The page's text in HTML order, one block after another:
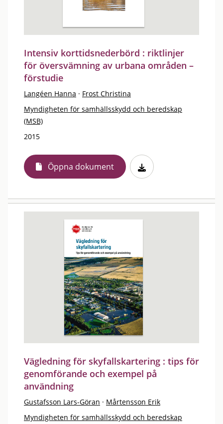
Intensiv korttidsnederbörd : riktlinjer
för översvämning av urbana områden –
förstudie
Langéen Hanna · Frost Christina
Myndigheten för samhällsskydd och beredskap
(MSB)
2015
Öppna dokument
Vägledning för skyfallskartering : tips för
genomförande och exempel på
användning
Gustafsson Lars-Göran · Mårtensson Erik
Myndigheten för samhällsskydd och beredskap